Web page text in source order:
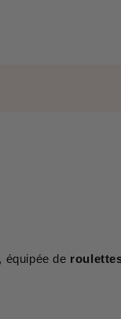
, équipée de